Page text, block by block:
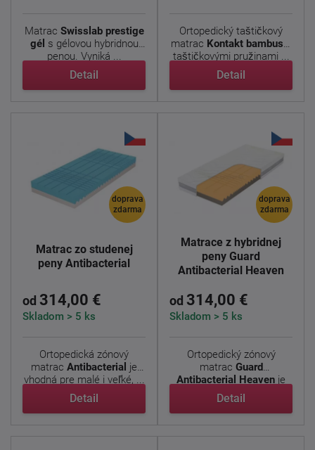
Matrac Swisslab prestige
gél s gélovou hybridnou
penou. Vyniká ...
Detail
Ortopedický taštičkový
matrac Kontakt bambuss
taštičkovými pružinami ...
Detail
doprava
zdarma
Matrac zo studenej
peny Antibacterial
od 314,00 €
Skladom > 5 ks
Ortopedická zónový
matrac Antibacterial je
vhodná pre malé i veľké, ...
Detail
doprava
zdarma
Matrace z hybridnej
peny Guard
Antibacterial Heaven
od 314,00 €
Skladom > 5 ks
Ortopedický zónový
matrac Guard
Antibacterial Heaven je
vhodný pre ...
Detail